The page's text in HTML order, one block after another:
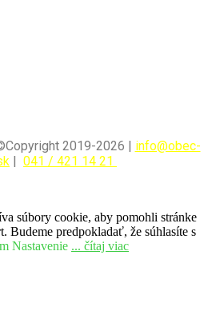
2019-2026 | info@obec-
041 / 421 14 21
súbory cookie, aby pomohli stránke
predpokladať, že súhlasíte s
Nastavenie ... čítaj viac